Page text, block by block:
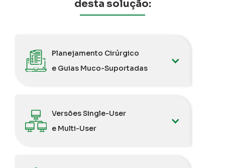
desta solução:
Planejamento Cirúrgico
e Guias Muco-Suportadas
Versões Single-User
e Multi-User